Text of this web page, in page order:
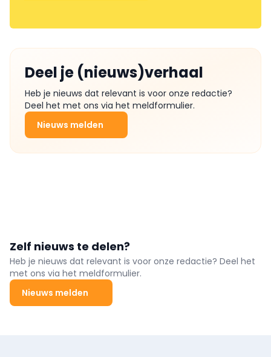
Deel je (nieuws)verhaal
Heb je nieuws dat relevant is voor onze redactie?
Deel het met ons via het meldformulier.
Nieuws melden
Zelf nieuws te delen?
Heb je nieuws dat relevant is voor onze redactie? Deel het
met ons via het meldformulier.
Nieuws melden